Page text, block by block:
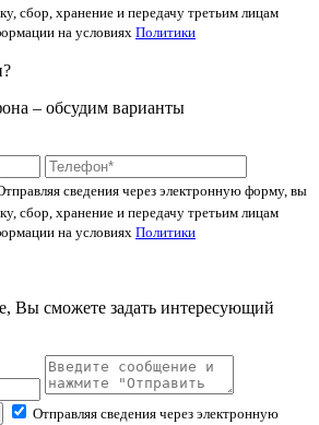
сбор, хранение и передачу третьим лицам
на условиях Политики
– обсудим варианты
сведения через электронную форму, вы
сбор, хранение и передачу третьим лицам
на условиях Политики
Вы сможете задать интересующий
Отправляя сведения через электронную